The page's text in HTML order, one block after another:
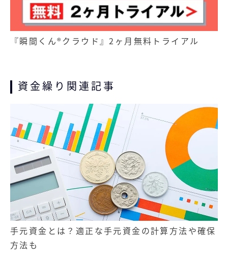
『瞬間くん®クラウド』2ヶ月無料トライアル
資金繰り関連記事
手元資金とは？適正な手元資金の計算方法や確保
方法も